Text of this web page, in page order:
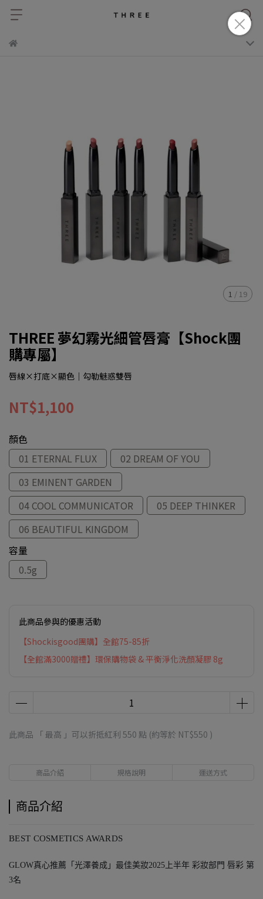
1 / 19
THREE 夢幻霧光細管唇膏【Shock團
購專屬】
唇線×打底×顯色｜勾勒魅惑雙唇
NT$1,100
顏色
01 ETERNAL FLUX
02 DREAM OF YOU
03 EMINENT GARDEN
04 COOL COMMUNICATOR
05 DEEP THINKER
06 BEAUTIFUL KINGDOM
容量
0.5g
此商品參與的優惠活動
【Shockisgood團購】全館75-85折
【全館滿3000贈禮】環保購物袋 & 平衡淨化洗顏凝膠 8g
此商品 「 最高 」可以折抵紅利 550 點 (約等於 NT$550 )
商品介紹 規格說明 運送方式
商品介紹
BEST COSMETICS AWARDS
GLOW真心推薦「光澤養成」最佳美妝2025上半年 彩妝部門 唇彩 第
3名